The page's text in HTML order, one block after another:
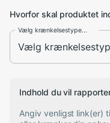
Hvorfor skal produktet
Vælg krænkelsestype...
Indhold du vil
Angiv venligst link(er)